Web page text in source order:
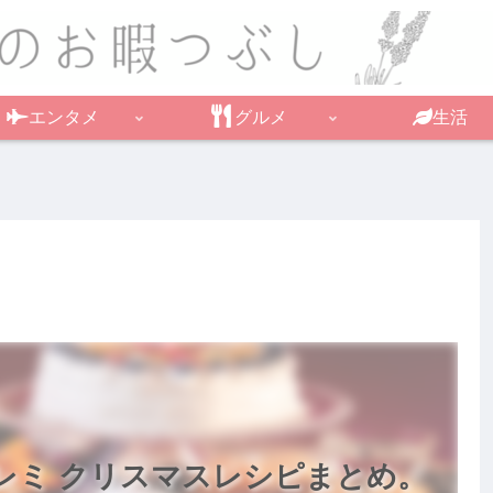
エンタメ グルメ 生活
ミ クリスマスレシピまとめ。